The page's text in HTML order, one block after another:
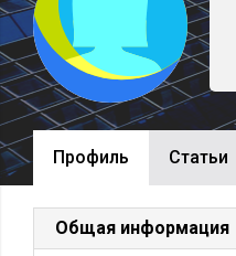
Профиль Cтатьи
Общая информация